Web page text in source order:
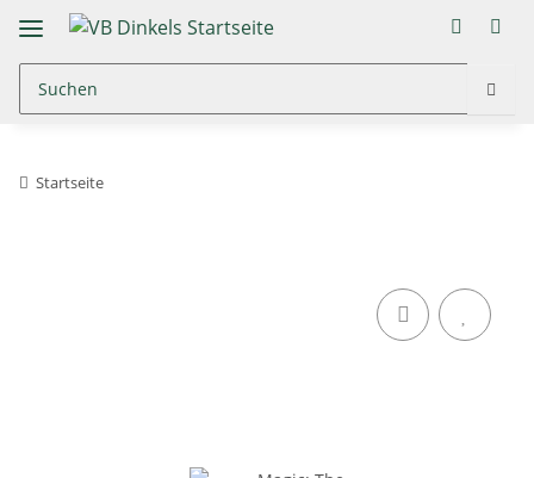
Startseite